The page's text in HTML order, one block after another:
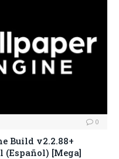
0
Build v2.2.88+
[Mega]